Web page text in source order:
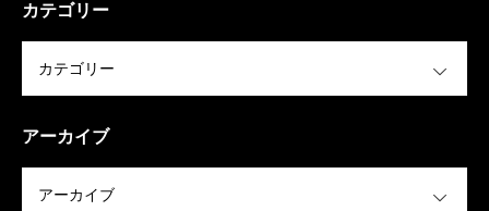
カテゴリー
アーカイブ